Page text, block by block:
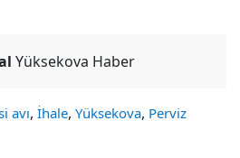
Yüksekova Haber
avı, İhale, Yüksekova, Perviz